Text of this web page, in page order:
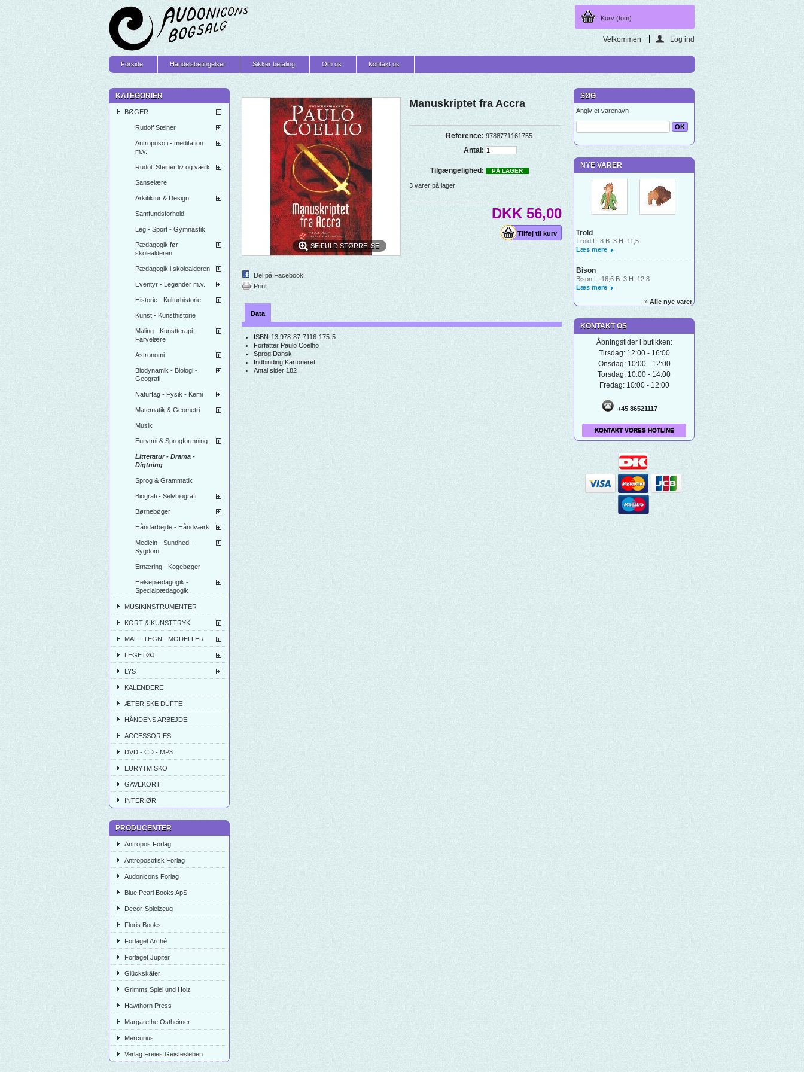
Kurv (tom)
Velkommen Log ind
Forside Handelsbetingelser Sikker betaling Om os Kontakt os
KATEGORIER
BØGER
Rudolf Steiner
Antroposofi - meditation
m.v.
Rudolf Steiner liv og værk
Sanselære
Arkitiktur & Design
Samfundsforhold
Leg - Sport - Gymnastik
Pædagogik før
skolealderen
Pædagogik i skolealderen
Eventyr - Legender m.v.
Historie - Kulturhistorie
Kunst - Kunsthistorie
Maling - Kunstterapi -
Farvelære
Astronomi
Biodynamik - Biologi -
Geografi
Naturfag - Fysik - Kemi
Matematik & Geometri
Musik
Eurytmi & Sprogformning
Litteratur - Drama -
Digtning
Sprog & Grammatik
Biografi - Selvbiografi
Børnebøger
Håndarbejde - Håndværk
Medicin - Sundhed -
Sygdom
Ernæring - Kogebøger
Helsepædagogik -
Specialpædagogik
MUSIKINSTRUMENTER
KORT & KUNSTTRYK
MAL - TEGN - MODELLER
LEGETØJ
LYS
KALENDERE
ÆTERISKE DUFTE
HÅNDENS ARBEJDE
ACCESSORIES
DVD - CD - MP3
EURYTMISKO
GAVEKORT
INTERIØR
PRODUCENTER
Antropos Forlag
Antroposofisk Forlag
Audonicons Forlag
Blue Pearl Books ApS
Decor-Spielzeug
Floris Books
Forlaget Arché
Forlaget Jupiter
Glückskäfer
Grimms Spiel und Holz
Hawthorn Press
Margarethe Ostheimer
Mercurius
Verlag Freies Geistesleben
SE FULD STØRRELSE
Del på Facebook!
Print
Manuskriptet fra Accra
Reference: 9788771161755
Antal:
Tilgængelighed: PÅ LAGER
3 varer på lager
DKK 56,00
Data
ISBN-13 978-87-7116-175-5
Forfatter Paulo Coelho
Sprog Dansk
Indbinding Kartoneret
Antal sider 182
SØG
Angiv et varenavn
NYE VARER
Trold
Trold L: 8 B: 3 H: 11,5
Læs mere
Bison
Bison L: 16,6 B: 3 H: 12,8
Læs mere
» Alle nye varer
KONTAKT OS
Åbningstider i butikken:
Tirsdag: 12:00 - 16:00
Onsdag: 10:00 - 12:00
Torsdag: 10:00 - 14:00
Fredag: 10:00 - 12:00
+45 86521117
KONTAKT VORES HOTLINE